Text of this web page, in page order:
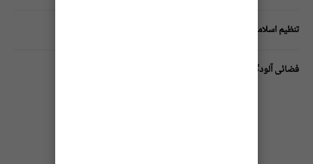
تنظیم اسلامی کے زیرِ اہتمام ملک گیر آگاہی مہم!
فضائی آلودگی انسانی دماغ کیلیے کیسے خطرناک ثابت ہورہی ہے؟